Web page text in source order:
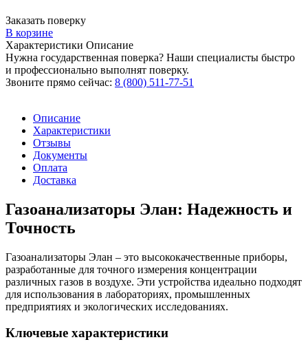
Заказать поверку
В корзине
Характеристики Описание
Нужна государственная поверка? Наши специалисты быстро
и профессионально выполнят поверку.
Звоните прямо сейчас: 8 (800) 511-77-51
Описание
Характеристики
Отзывы
Документы
Оплата
Доставка
Газоанализаторы Элан: Надежность и
Точность
Газоанализаторы Элан – это высококачественные приборы,
разработанные для точного измерения концентрации
различных газов в воздухе. Эти устройства идеально подходят
для использования в лабораториях, промышленных
предприятиях и экологических исследованиях.
Ключевые характеристики